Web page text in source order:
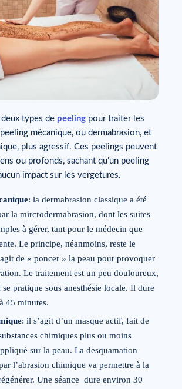
deux types de peeling pour traiter les
mécanique, ou dermabrasion, et
plus agressif. Ces peelings peuvent
ou profonds, sachant qu’un peeling
impact sur les vergetures.
: la dermabrasion classique a été
la mircrodermabrasion, dont les suites
à gérer, tant pour le médecin que
Le principe, néanmoins, reste le
de « poncer » la peau pour provoquer
Le traitement est un peu douloureux,
pratique sous anesthésie locale. Il dure
45 minutes.
: il s’agit d’un masque actif, fait de
chimiques plus ou moins
sur la peau. La desquamation
l’abrasion chimique va permettre à la
Une séance dure environ 30